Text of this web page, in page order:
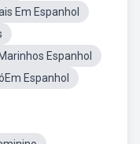
Em Espanhol
Espanhol
Espanhol